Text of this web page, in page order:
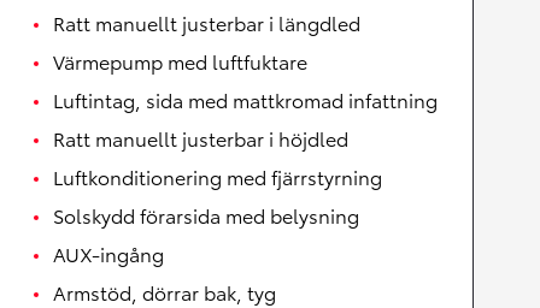
Ratt manuellt justerbar i längdled
Värmepump med luftfuktare
Luftintag, sida med mattkromad infattning
Ratt manuellt justerbar i höjdled
Luftkonditionering med fjärrstyrning
Solskydd förarsida med belysning
AUX-ingång
Armstöd, dörrar bak, tyg